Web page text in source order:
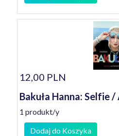
12,00 PLN
Bakuła Hanna: Selfie
1 produkt/y
Dodaj do Koszyka